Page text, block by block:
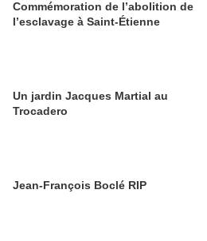
Commémoration de l’abolition de
l’esclavage à Saint-Étienne
Un jardin Jacques Martial au
Trocadero
Jean-François Boclé RIP